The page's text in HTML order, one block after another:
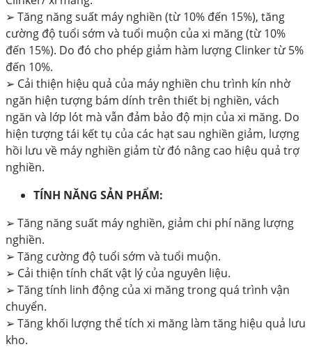
➢ Tăng năng suất máy nghiền (từ 10% đến 15%), tăng
cường độ tuổi sớm và tuổi muộn của xi măng (từ 10%
đến 15%). Do đó cho phép giảm hàm lượng Clinker từ 5%
đến 10%.
➢ Cải thiện hiệu quả của máy nghiền chu trình kín nhờ
ngăn hiện tượng bám dính trên thiết bị nghiền, vách
ngăn và lớp lót mà vẫn đảm bảo độ mịn của xi măng. Do
hiện tượng tái kết tụ của các hạt sau nghiền giảm, lượng
hồi lưu về máy nghiền giảm từ đó nâng cao hiệu quả trợ
nghiền.
TÍNH NĂNG SẢN PHẨM:
➢ Tăng năng suất máy nghiền, giảm chi phí năng lượng
nghiền.
➢ Tăng cường độ tuổi sớm và tuổi muộn.
➢ Cải thiện tính chất vật lý của nguyên liệu.
➢ Tăng tính linh động của xi măng trong quá trình vận
chuyển.
➢ Tăng khối lượng thể tích xi măng làm tăng hiệu quả lưu
kho.